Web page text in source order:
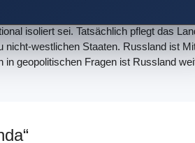
isoliert sei. Tatsächlich pflegt das
westlichen Staaten. Russland ist
geopolitischen Fragen ist Russland